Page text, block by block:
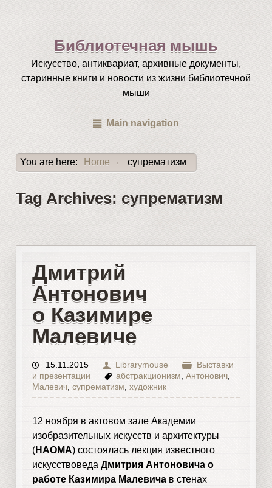
Библиотечная мышь
Искусство, антиквариат, архивные документы,
старинные книги и новости из жизни библиотечной
мыши
Main navigation
You are here: Home › супрематизм
Tag Archives: супрематизм
Дмитрий
Антонович
о Казимире
Малевиче
15.11.2015 Librarymouse
Выставки
и презентации
абстракционизм ,Антонович
Малевич, супрематизм художник
12 ноября в актовом зале Академии
изобразительных искусств и архитектуры
(НАОМА) состоялась лекция известного
искусствоведа Дмитрия Антоновича о
работе Казимира Малевичав стенах